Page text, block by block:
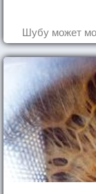
Шубу может